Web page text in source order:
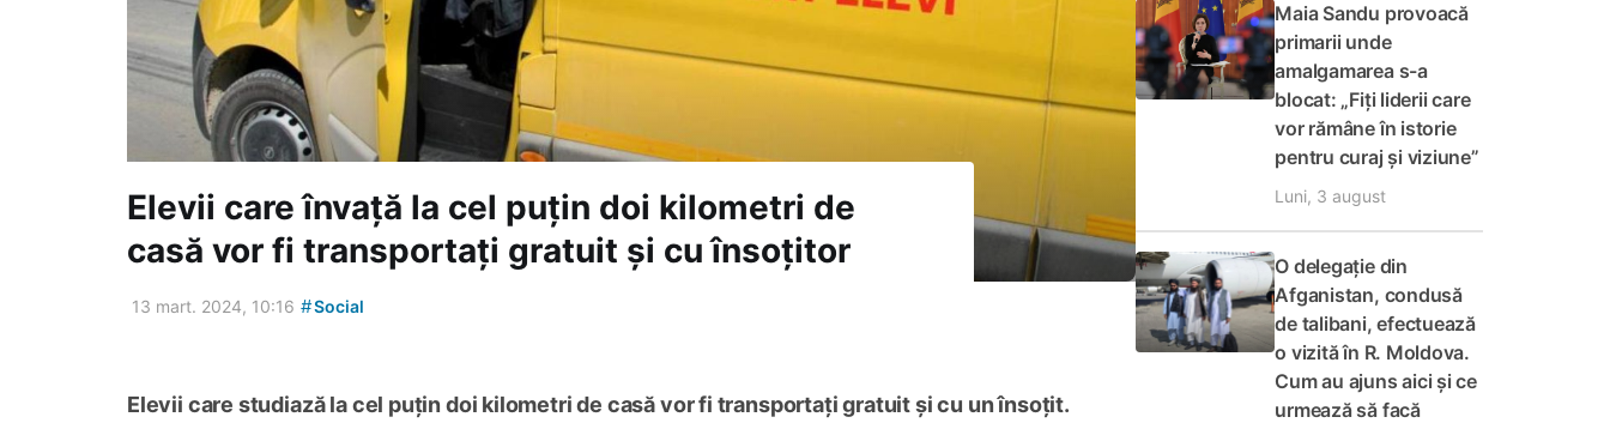
Elevii care învață la cel puțin doi kilometri de
casă vor fi transportați gratuit și cu însoțitor
13 mart. 2024, 10:16 #Social
Elevii care studiază la cel puțin doi kilometri de casă vor fi transportați gratuit și cu un însoțit.
Maia Sandu provoacă
primarii unde
amalgamarea s-a
blocat: „Fiți liderii care
vor rămâne în istorie
pentru curaj și viziune”
Luni, 3 august
O delegație din
Afganistan, condusă
de talibani, efectuează
o vizită în R. Moldova.
Cum au ajuns aici și ce
urmează să facă